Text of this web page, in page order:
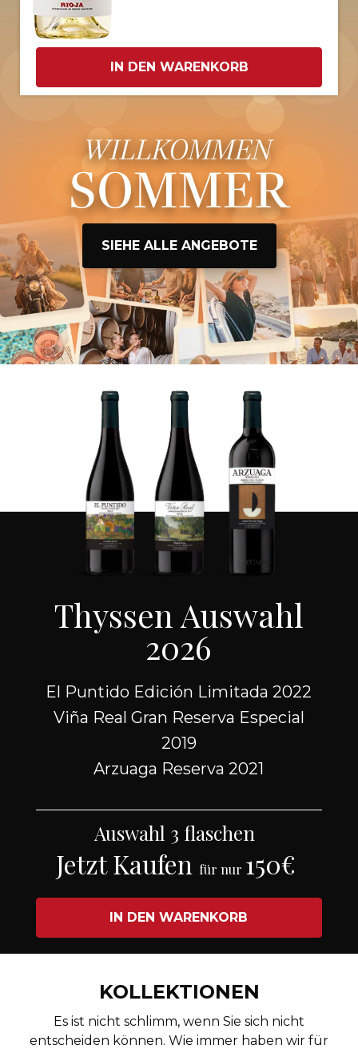
IN DEN WARENKORB
WILLKOMMEN
SOMMER
SIEHE ALLE ANGEBOTE
Thyssen Auswahl
2026
El Puntido Edición Limitada 2022
Viña Real Gran Reserva Especial
2019
Arzuaga Reserva 2021
Auswahl 3 flaschen
Jetzt Kaufen für nur 150€
IN DEN WARENKORB
KOLLEKTIONEN
Es ist nicht schlimm, wenn Sie sich nicht
entscheiden können. Wie immer haben wir für